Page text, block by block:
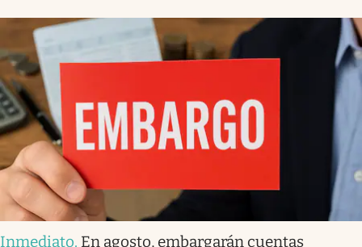
Inmediato. En agosto, embargarán cuentas